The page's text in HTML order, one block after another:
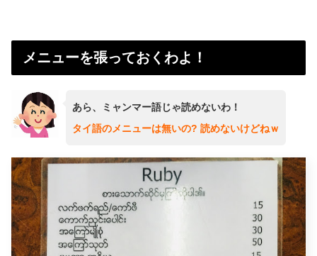
メニューを張っておくわよ！
あら、ミャンマー語じゃ読めないわ！
タイ語のメニューは無いの? 読めないけどねｗ